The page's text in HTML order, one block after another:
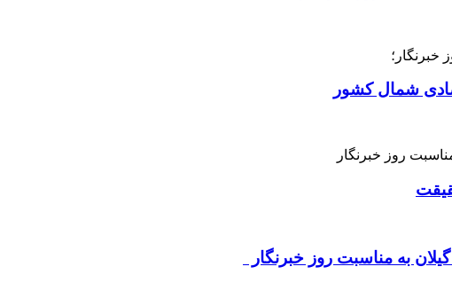
خبرنگار؛
شمال كشور
روز خبرنگار
به مناسبت روز خبرنگار